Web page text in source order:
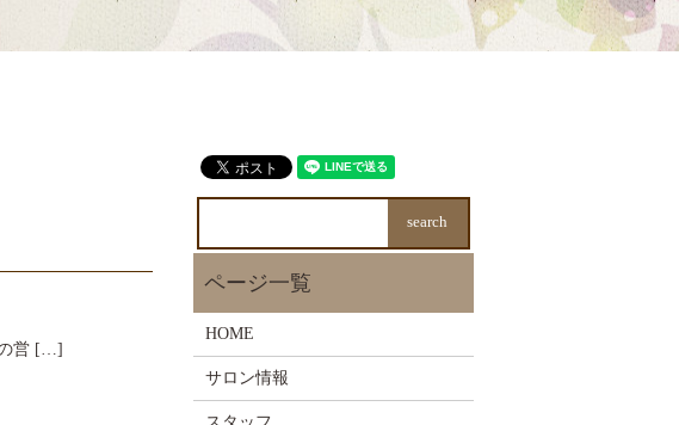
の営 […]
HOME
サロン情報